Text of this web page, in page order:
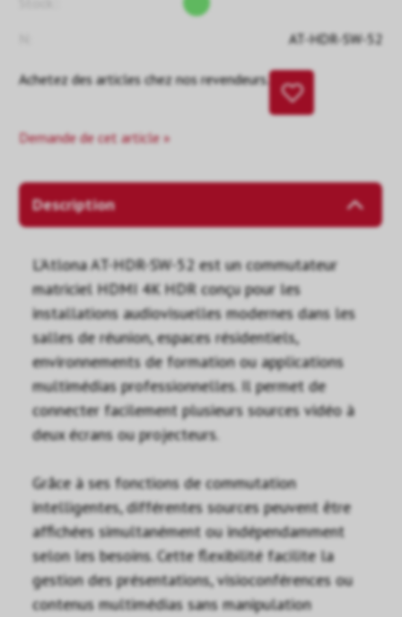
AT-HDR-SW-52
Achetez des articles chez nos revendeurs.
Demande de cet article »
Description
L’Atlona AT-HDR-SW-52 est un commutateur
matriciel HDMI 4K HDR conçu pour les
installations audiovisuelles modernes dans les
salles de réunion, espaces résidentiels,
environnements de formation ou applications
multimédias professionnelles. Il permet de
connecter facilement plusieurs sources vidéo à
deux écrans ou projecteurs.
Grâce à ses fonctions de commutation
intelligentes, différentes sources peuvent être
affichées simultanément ou indépendamment
selon les besoins. Cette flexibilité facilite la
gestion des présentations, visioconférences ou
contenus multimédias sans manipulation